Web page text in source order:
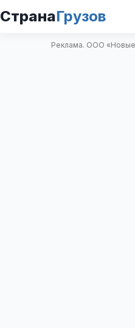
СтранаГрузов
Реклама. ООО «Новые